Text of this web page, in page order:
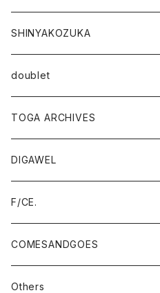
SHINYAKOZUKA
outer
tops
pants
accessory
doublet
outer
tops
pants
accessory
bag
TOGA ARCHIVES
TOGA VIRILIS
outer
tops
TOGA TOO
outer
tops
TOGA×SUICOKE
TOGA×SUBU
DIGAWEL
outer
tops
pants
F/CE.
outer
tops
COMESANDGOES
cap
Others